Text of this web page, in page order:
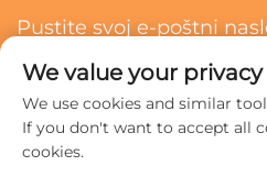
Pustite svoj e-poštni
We value your privacy
We use cookies and similar
If you don't want to accept all
cookies.